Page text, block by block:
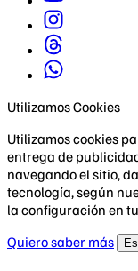
Utilizamos Cookies
Utilizamos cookies
entrega de
navegando el sitio,
tecnología, según
la configuración en
Quiero saber más